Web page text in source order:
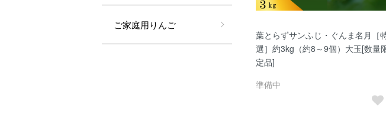
葉とらずサンふじ・ぐんま名月［
選］約3kg（約8～9個）大玉[数量
定品]
準備中
ご家庭用りんご